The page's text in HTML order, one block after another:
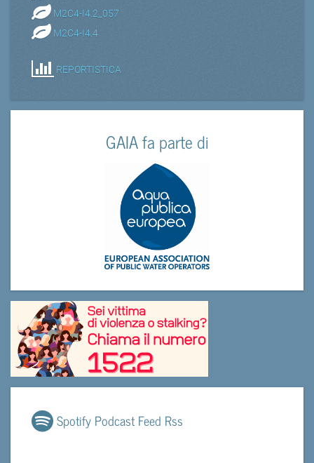
M2C4-I4.2_057
M2C4-I4.4
REPORTISTICA
GAIA fa parte di
Spotify Podcast Feed Rss